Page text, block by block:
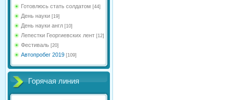
Готовлюсь стать солдатом [44]
День науки [19]
День науки англ [10]
Лепестки Георгиевских лент [12]
Фестиваль [20]
Автопробег 2019 [109]
Горячая линия